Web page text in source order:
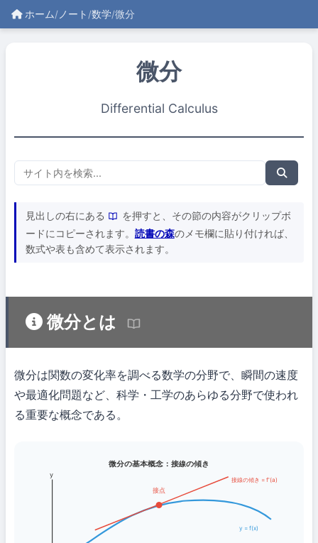
ホーム/ ノート /数学/微分
微分
Differential Calculus
見出しの右にある
を押すと、その節の内容がクリップボ
ードにコピーされます。 読書の森のメモ欄に貼り付ければ、
数式や表も含めて表示されます。
微分とは
微分は関数の変化率を調べる数学の分野で、瞬間の速度
や最適化問題など、科学・工学のあらゆる分野で使われ
る重要な概念である。
微分の基本概念：接線の傾き
y
接点
接線の傾き = f'(a)
y = f(x)